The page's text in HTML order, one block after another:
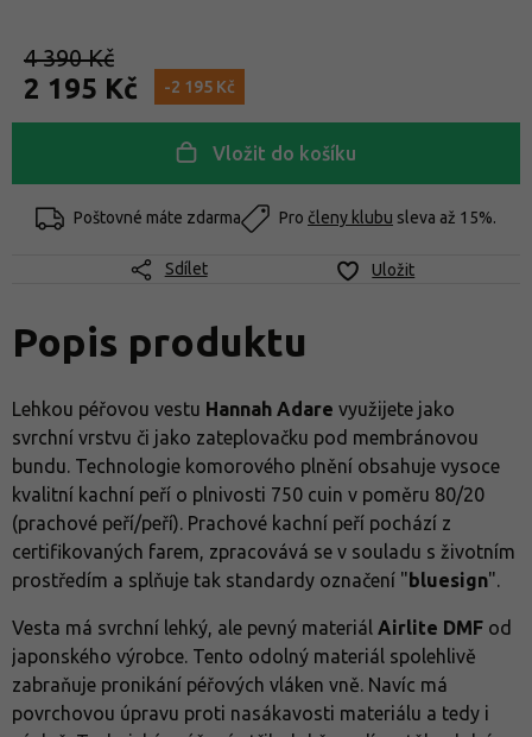
2 195 Kč -2 195 Kč
4 390 Kč
Vložit do košíku
Poštovné máte zdarma Pro členy klubu sleva až 15%.
Sdílet Uložit
Popis produktu
Lehkou péřovou vestu Hannah Adare využijete jako
svrchní vrstvu či jako zateplovačku pod membránovou
bundu. Technologie komorového plnění obsahuje vysoce
kvalitní kachní peří o plnivosti 750 cuin v poměru 80/20
(prachové peří/peří). Prachové kachní peří pochází z
certifikovaných farem, zpracovává se v souladu s životním
prostředím a splňuje tak standardy označení "bluesign".
Vesta má svrchní lehký, ale pevný materiál Airlite DMF od
japonského výrobce. Tento odolný materiál spolehlivě
zabraňuje pronikání péřových vláken vně. Navíc má
povrchovou úpravu proti nasákavosti materiálu a tedy i